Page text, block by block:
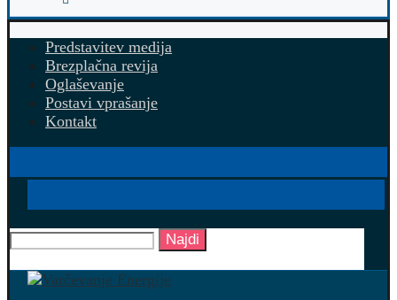
Predstavitev medija
Brezplačna revija
Oglaševanje
Postavi vprašanje
Kontakt
Najdi